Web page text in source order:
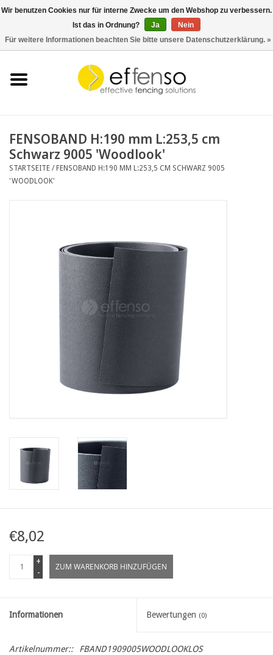
Beleuchtung
FENSOBAND H:190 mm L:253,5 cm
Schwarz 9005 'Woodlook'
STARTSEITE /FENSOBAND H:190 MM L:253,5 CM SCHWARZ 9005
'WOODLOOK'
€8,02
+
-
ZUM WARENKORB HINZUFÜGEN
Informationen Bewertungen (0)
Artikelnummer::
FBAND1909005WOODLOOKLOS
Wir benutzen Cookies nur für interne Zwecke um den Webshop zu verbessern.
Ist das in Ordnung?
Ja
Nein
Für weitere Informationen beachten Sie bitte unsere Datenschutzerklärung. »